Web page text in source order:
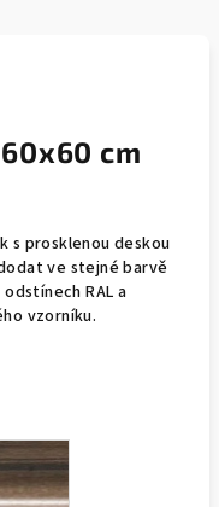
cm
prosklenou deskou
ve stejné barvě
RAL a
vzorníku.